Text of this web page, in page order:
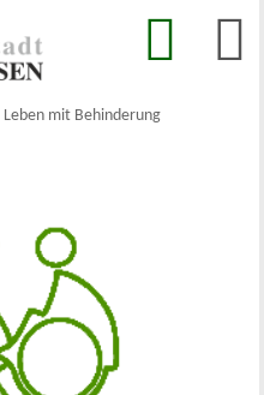
Leben mit Behinderung